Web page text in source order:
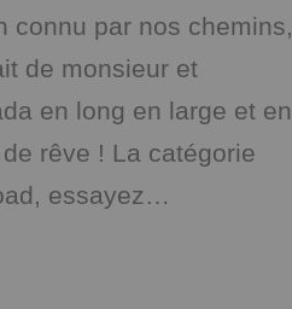
connu par nos chemins,
de monsieur et
en long en large et en
rêve ! La catégorie
essayez…